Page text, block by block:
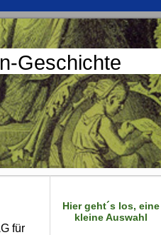
Geschichte
für
Hier geht´s los, eine
kleine Auswahl